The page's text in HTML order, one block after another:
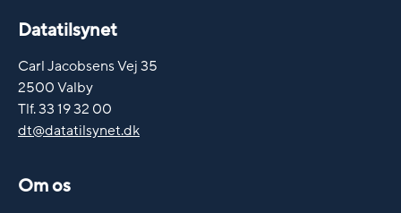
Datatilsynet
Carl Jacobsens Vej 35
2500 Valby
Tlf. 33 19 32 00
dt@datatilsynet.dk
Om os